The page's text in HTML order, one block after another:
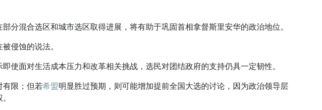
分混合选区和城市选区取得进展，将有助于巩固首相拿督斯里安华的政治地位。
侵蚀的说法。
使面对生活成本压力和改革相关挑战，选民对团结政府的支持仍具一定韧性。
有限；但若希盟明显胜过预期，则可能增加提前全国大选的讨论，因为政治领导层